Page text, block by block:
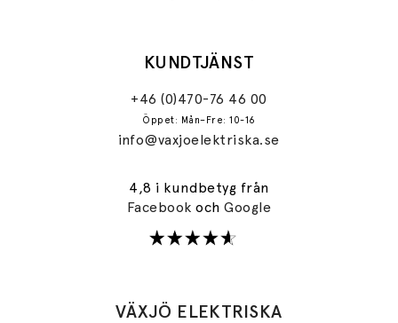
KUNDTJÄNST
+46 (0)470-76 46 00
Öppet: Mån–Fre: 10-16
info@vaxjoelektriska.se
4,8 i kundbetyg från
FacebookochGoogle
VÄXJÖ ELEKTRISKA